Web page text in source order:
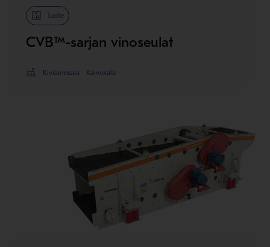
Tuote
CVB™-sarjan vinoseulat
Kiviainesala Kaivosala